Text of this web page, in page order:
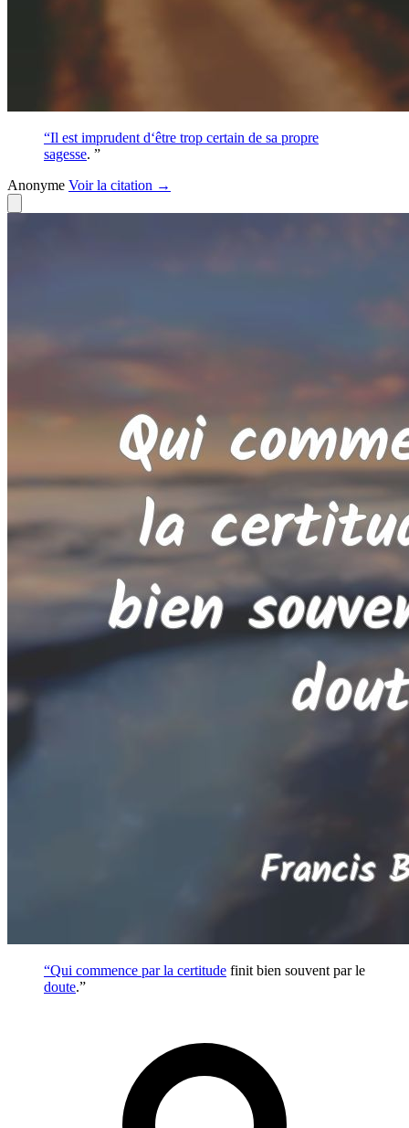
“Il est imprudent d‘être trop certain de sa propre
sagesse. ”
Anonyme Voirla citation →
“Qui commence par la certitude finit bien souvent par le
doute.”